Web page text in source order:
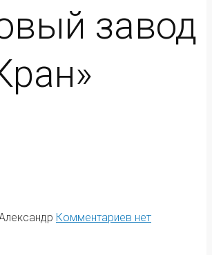
завод
Комментариев нет